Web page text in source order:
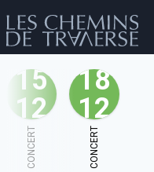
agenda personnes
15
12
CONCERT
18
12
CONCERT